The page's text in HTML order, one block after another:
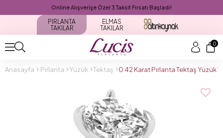
Online Alışverişe Özel 3 Taksit Fırsatı Başladı!
PIRLANTA
TAKILAR
ELMAS
TAKILAR
0
Anasayfa Pırlanta Yüzük Tektaş 0.42 Karat Pırlanta Tektaş Yüzük